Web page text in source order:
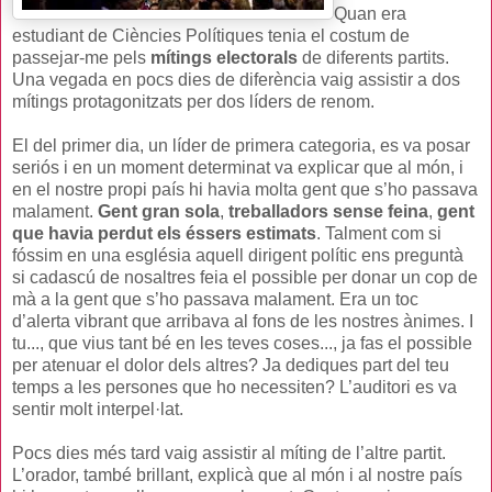
Quan era
estudiant de Ciències Polítiques tenia el costum de
passejar-me pels mítings electorals de diferents partits.
Una vegada en pocs dies de diferència vaig assistir a dos
mítings protagonitzats per dos líders de renom.
El del primer dia, un líder de primera categoria, es va posar
seriós i en un moment determinat va explicar que al món, i
en el nostre propi país hi havia molta gent que s’ho passava
malament. Gent gran sola, treballadors sense feina, gent
que havia perdut els éssers estimats. Talment com si
fóssim en una església aquell dirigent polític ens preguntà
si cadascú de nosaltres feia el possible per donar un cop de
mà a la gent que s’ho passava malament. Era un toc
d’alerta vibrant que arribava al fons de les nostres ànimes. I
tu..., que vius tant bé en les teves coses..., ja fas el possible
per atenuar el dolor dels altres? Ja dediques part del teu
temps a les persones que ho necessiten? L’auditori es va
sentir molt interpel·lat.
Pocs dies més tard vaig assistir al míting de l’altre partit.
L’orador, també brillant, explicà que al món i al nostre país